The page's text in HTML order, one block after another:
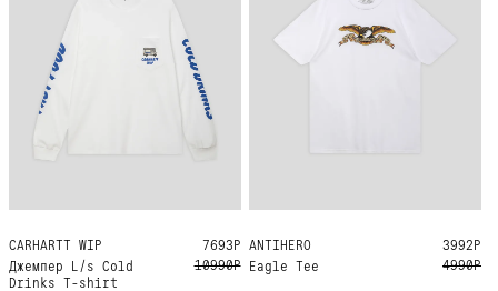
CARHARTT WIP
Джемпер L/s Cold
Drinks T-shirt
XXL
7693Р
10990Р
ANTIHERO
Eagle Tee
L XL
3992Р
4990Р